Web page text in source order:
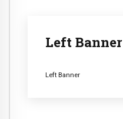
Left Banner
Left Banner